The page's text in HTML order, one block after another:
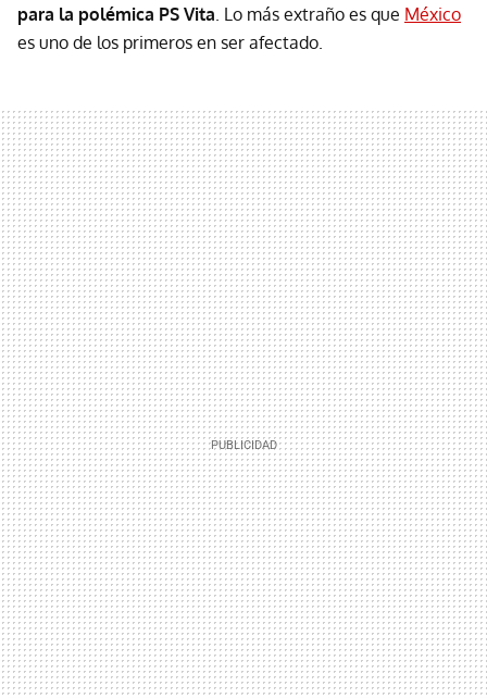
para la polémica PS Vita. Lo más extraño es que México
es uno de los primeros en ser afectado.